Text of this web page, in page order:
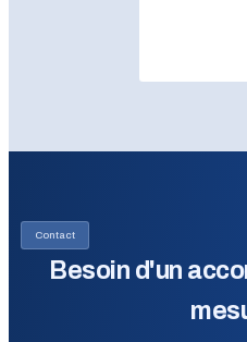
Contact
Besoin d'un